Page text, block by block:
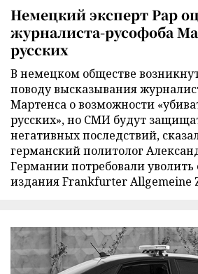
Немецкий эксперт Рар
журналиста-русофоба
русских
В немецком обществе
поводу высказывания
Мартенса о возможности
русских», но СМИ будут
негативных последствий,
германский политолог
Германии потребовали уволить
издания Frankfurter Allgemeine